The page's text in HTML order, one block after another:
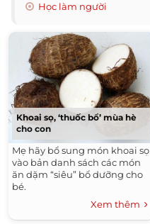
Học làm người
Khoai sọ, ‘thuốc bổ’ mùa hè
cho con
Mẹ hãy bổ sung món khoai sọ
vào bản danh sách các món
ăn dặm “siêu” bổ dưỡng cho
bé.
Xem thêm